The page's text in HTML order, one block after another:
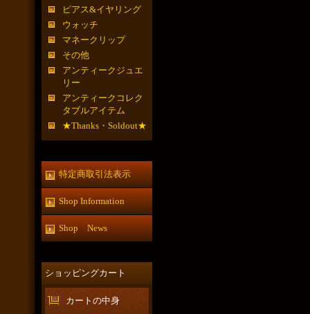
ピアス&イヤリング
ウォッチ
マネークリップ
その他
アンティークジュエ
リー
アンティークコレク
タブルアイテム
★Thanks・Soldout★
特定商取引法表示
Shop Information
Shop News
ショッピングカート
カートの中身